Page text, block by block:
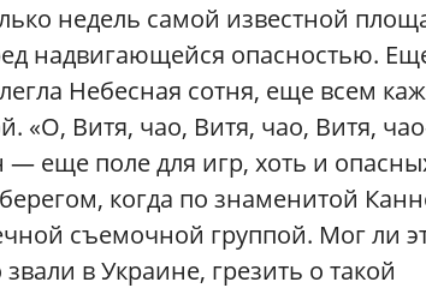
недель самой известной
надвигающейся опасностью.
Небесная сотня, еще всем
«О, Витя, чао, Витя, чао, Витя,
еще поле для игр, хоть и
когда по знаменитой
съемочной группой. Мог ли
в Украине, грезить о такой